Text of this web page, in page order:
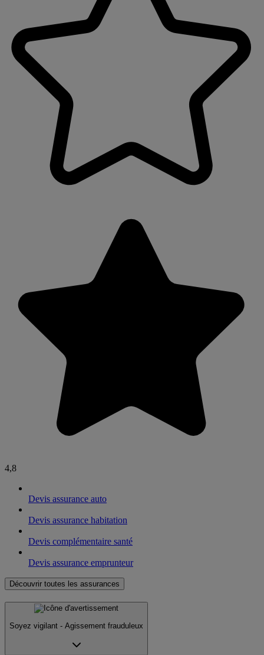
4,8
Devis assurance auto
Devis assurance habitation
Devis complémentaire santé
Devis assurance emprunteur
Découvrir toutes les assurances
Soyez vigilant - Agissement frauduleux